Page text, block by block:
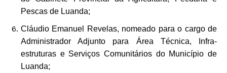
Pescas de Luanda;
Cláudio Emanuel Revelas, nomeado para o cargo de
Administrador Adjunto para Área Técnica, Infra-
estruturas e Serviços Comunitários do Município de
Luanda;